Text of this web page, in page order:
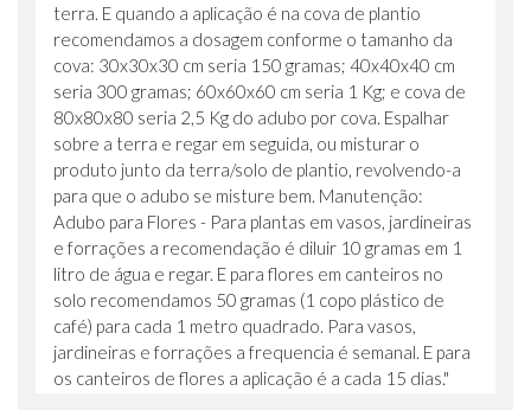
terra. E quando a aplicação é na cova de plantio
recomendamos a dosagem conforme o tamanho da
cova: 30x30x30 cm seria 150 gramas; 40x40x40 cm
seria 300 gramas; 60x60x60 cm seria 1 Kg; e cova de
80x80x80 seria 2,5 Kg do adubo por cova. Espalhar
sobre a terra e regar em seguida, ou misturar o
produto junto da terra/solo de plantio, revolvendo-a
para que o adubo se misture bem. Manutenção:
Adubo para Flores - Para plantas em vasos, jardineiras
e forrações a recomendação é diluir 10 gramas em 1
litro de água e regar. E para flores em canteiros no
solo recomendamos 50 gramas (1 copo plástico de
café) para cada 1 metro quadrado. Para vasos,
jardineiras e forrações a frequencia é semanal. E para
os canteiros de flores a aplicação é a cada 15 dias."